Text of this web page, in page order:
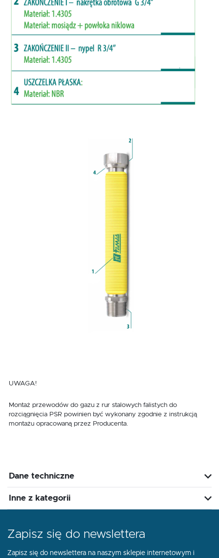
UWAGA!
Montaż przewodów do gazu z rur stalowych falistych do
rozciągnięcia PSR powinien być wykonany zgodnie z instrukcją
montażu opracowaną przez Producenta.
Dane techniczne
Inne z kategorii
Zapisz się do newslettera
Zapisz się do newslettera na naszym sklepie internetowym i